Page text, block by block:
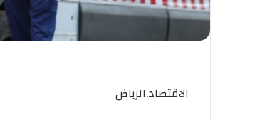
الاقتصاد.الرياض